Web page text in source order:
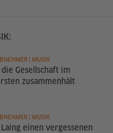
| MUSIK
die Gesellschaft im
zusammenhält
| MUSIK
einen vergessenen